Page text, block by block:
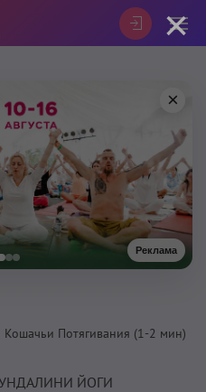
Реклама
×
Кошачьи Потягивания (1-2 мин)
ЙОГИ
×